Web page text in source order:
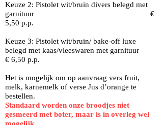
Keuze 2: Pistolet wit/bruin divers belegd met
garnituur €
5,50 p.p.
Keuze 3: Pistolet wit/bruin/ bake-off luxe
belegd met kaas/vleeswaren met garnituur
€ 6,50 p.p.
Het is mogelijk om op aanvraag vers fruit,
melk, karnemelk of verse Jus d’orange te
bestellen.
Standaard worden onze broodjes niet
gesmeerd met boter, maar is in overleg wel
mogelijk.